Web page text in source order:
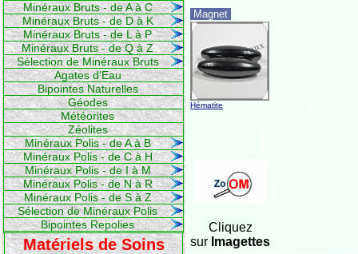
Minéraux Bruts - de A à C
Minéraux Bruts - de D à K
Minéraux Bruts - de L à P
Minéraux Bruts - de Q à Z
Sélection de Minéraux Bruts
Agates d'Eau
Bipointes Naturelles
Géodes
Météorites
Zéolites
Minéraux Polis - de A à B
Minéraux Polis - de C à H
Minéraux Polis - de I à M
Minéraux Polis - de N à R
Minéraux Polis - de S à Z
Sélection de Minéraux Polis
Bipointes Repolies
Matériels de Soins
Magnet
Hématite
Cliquez
sur Imagettes